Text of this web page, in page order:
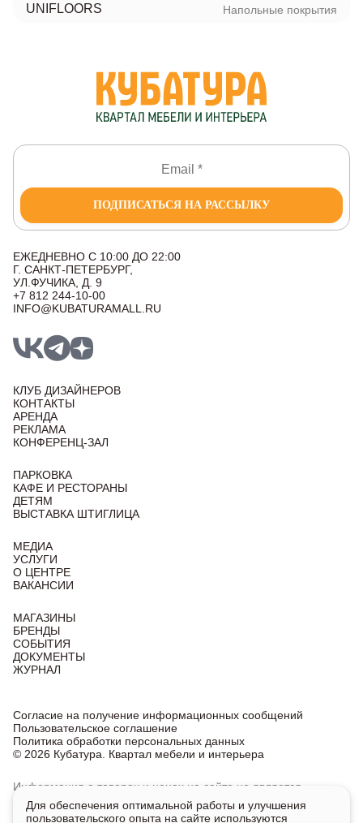
UNIFLOORS
Напольные покрытия
ПОДПИСАТЬСЯ НА РАССЫЛКУ
ЕЖЕДНЕВНО С 10:00 ДО 22:00
Г. САНКТ-ПЕТЕРБУРГ,
УЛ.ФУЧИКА, Д. 9
+7 812 244-10-00
INFO@KUBATURAMALL.RU
КЛУБ ДИЗАЙНЕРОВ
КОНТАКТЫ
АРЕНДА
РЕКЛАМА
КОНФЕРЕНЦ-ЗАЛ
ПАРКОВКА
КАФЕ И РЕСТОРАНЫ
ДЕТЯМ
ВЫСТАВКА ШТИГЛИЦА
МЕДИА
УСЛУГИ
О ЦЕНТРЕ
ВАКАНСИИ
МАГАЗИНЫ
БРЕНДЫ
СОБЫТИЯ
ДОКУМЕНТЫ
ЖУРНАЛ
© 2026 Кубатура. Квартал мебели и интерьера
Согласие на получение информационных сообщений
Пользовательское соглашение
Политика обработки персональных данных
Информация о товарах и ценах на сайте не является
публичной офертой, носит исключительно информационный
характер.
Для обеспечения оптимальной работы и улучшения
пользовательского опыта на сайте используются